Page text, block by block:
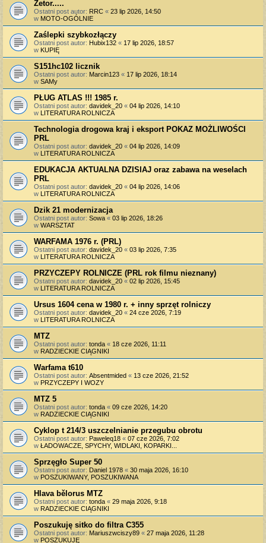
Zetor.....
Ostatni post autor: RRC « 23 lip 2026, 14:50
w MOTO-OGÓLNIE
Zaślepki szybkozłączy
Ostatni post autor: Hubix132 « 17 lip 2026, 18:57
w KUPIĘ
S151hc102 licznik
Ostatni post autor: Marcin123 « 17 lip 2026, 18:14
w SAMy
PŁUG ATLAS !!! 1985 r.
Ostatni post autor: davidek_20 « 04 lip 2026, 14:10
w LITERATURA ROLNICZA
Technologia drogowa kraj i eksport POKAZ MOŻLIWOŚCI
PRL
Ostatni post autor: davidek_20 « 04 lip 2026, 14:09
w LITERATURA ROLNICZA
EDUKACJA AKTUALNA DZISIAJ oraz zabawa na weselach
PRL
Ostatni post autor: davidek_20 « 04 lip 2026, 14:06
w LITERATURA ROLNICZA
Dzik 21 modernizacja
Ostatni post autor: Sowa « 03 lip 2026, 18:26
w WARSZTAT
WARFAMA 1976 r. (PRL)
Ostatni post autor: davidek_20 « 03 lip 2026, 7:35
w LITERATURA ROLNICZA
PRZYCZEPY ROLNICZE (PRL rok filmu nieznany)
Ostatni post autor: davidek_20 « 02 lip 2026, 15:45
w LITERATURA ROLNICZA
Ursus 1604 cena w 1980 r. + inny sprzęt rolniczy
Ostatni post autor: davidek_20 « 24 cze 2026, 7:19
w LITERATURA ROLNICZA
MTZ
Ostatni post autor: tonda « 18 cze 2026, 11:11
w RADZIECKIE CIĄGNIKI
Warfama t610
Ostatni post autor: Absentmided « 13 cze 2026, 21:52
w PRZYCZEPY I WOZY
MTZ 5
Ostatni post autor: tonda « 09 cze 2026, 14:20
w RADZIECKIE CIĄGNIKI
Cyklop t 214/3 uszczelnianie przegubu obrotu
Ostatni post autor: Paweleq18 « 07 cze 2026, 7:02
w ŁADOWACZE, SPYCHY, WIDLAKI, KOPARKI...
Sprzęgło Super 50
Ostatni post autor: Daniel 1978 « 30 maja 2026, 16:10
w POSZUKIWANY, POSZUKIWANA
Hlava bělorus MTZ
Ostatni post autor: tonda « 29 maja 2026, 9:18
w RADZIECKIE CIĄGNIKI
Poszukuję sitko do filtra C355
Ostatni post autor: Mariuszwciszy89 « 27 maja 2026, 11:28
w POSZUKUJĘ